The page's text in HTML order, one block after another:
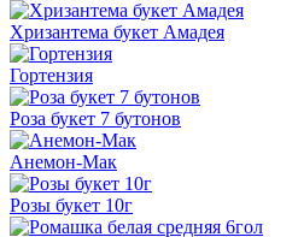
Хризантема букет Амадея
Гортензия
Роза букет 7 бутонов
Анемон-Мак
Розы букет 10г